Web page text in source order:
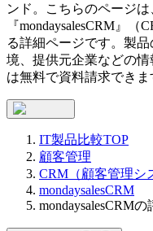
ンド。こちらのページは
『mondaysalesCRM 』（
る詳細ページです。製
境、提供元企業などの
は無料で資料請求できま
IT製品比較TOP
顧客管理
CRM（顧客管理シ
mondaysalesCRM
mondaysalesCRM